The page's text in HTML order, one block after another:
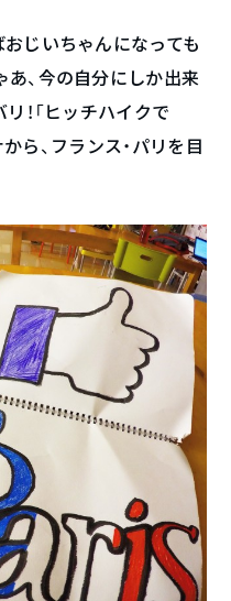
じいちゃんになっても
、今の自分にしか出来
！「ヒッチハイクで
ら、フランス・パリを目